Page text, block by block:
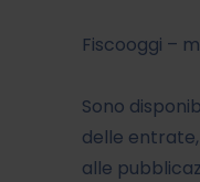
Fiscooggi –
Sono
delle
alle